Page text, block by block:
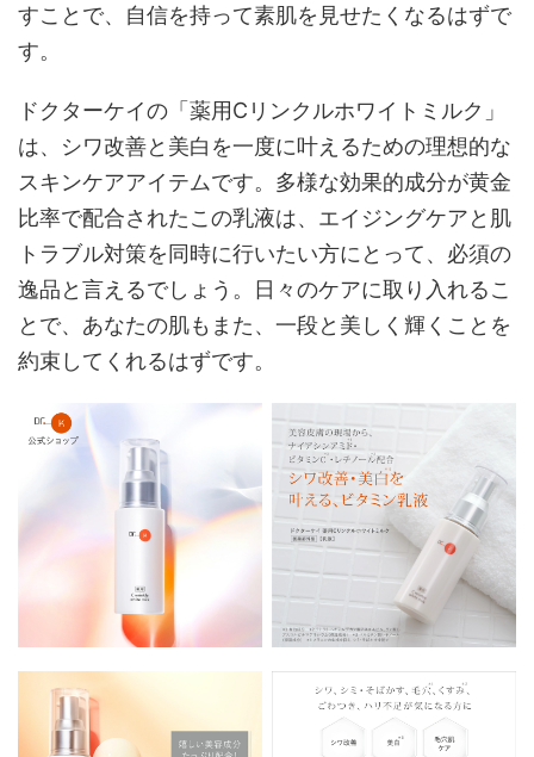
すことで、自信を持って素肌を見せたくなるはずで
す。
ドクターケイの「薬用Cリンクルホワイトミルク」
は、シワ改善と美白を一度に叶えるための理想的な
スキンケアアイテムです。多様な効果的成分が黄金
比率で配合されたこの乳液は、エイジングケアと肌
トラブル対策を同時に行いたい方にとって、必須の
逸品と言えるでしょう。日々のケアに取り入れるこ
とで、あなたの肌もまた、一段と美しく輝くことを
約束してくれるはずです。